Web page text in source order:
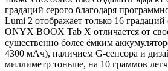
градаций серого благодаря
Lumi 2 отображает только 16
ONYX BOOX Tab X отличается от
существенно более ёмким
4300 мАч), наличием G-сенсора и
миллиметр тоньше, на 10 граммов